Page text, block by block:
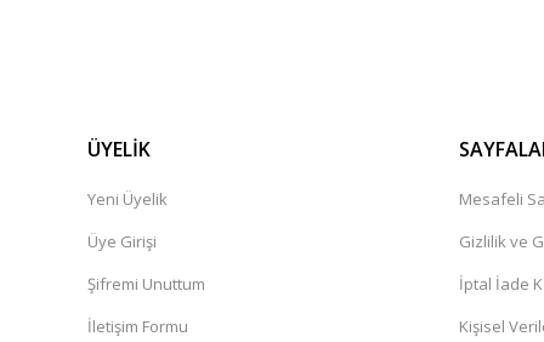
ÜYELİK
Yeni Üyelik
Üye Girişi
Şifremi Unuttum
İletişim Formu
Mesafeli
Gizlilik ve
İptal İade
Kişisel